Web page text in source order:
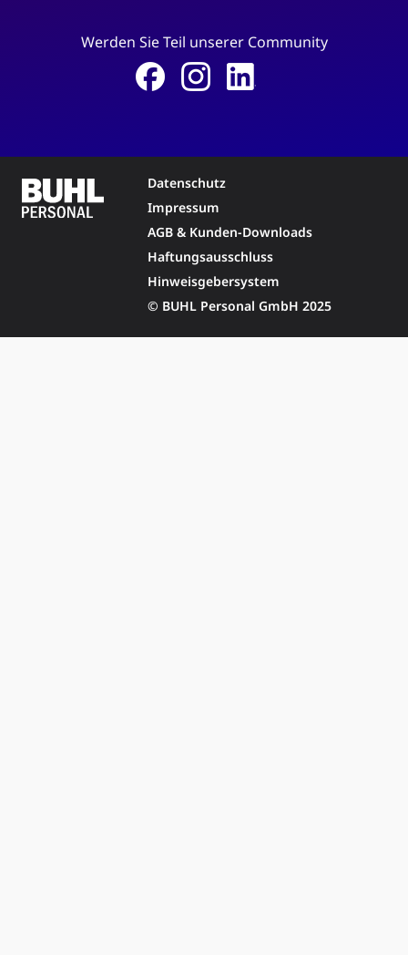
Werden Sie Teil unserer Community
Datenschutz
Impressum
AGB & Kunden-Downloads
Haftungsausschluss
Hinweisgebersystem
© BUHL Personal GmbH 2025